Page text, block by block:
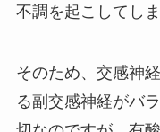
不調を起こしてしま
そのため、交感神
る副交感神経がバ